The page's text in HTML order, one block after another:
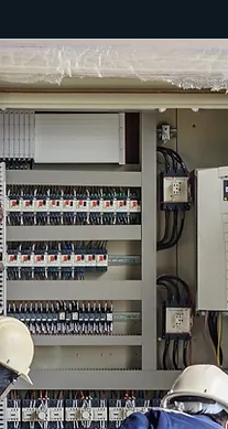
تصميم
إعاقة
عمر
الذاتية
توصيل
غياب